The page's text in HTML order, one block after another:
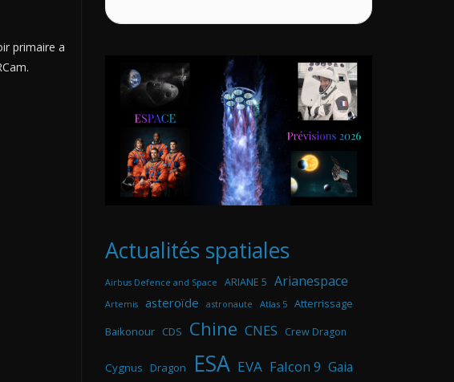
primaire a
Actualités spatiales
Airbus Defence and Space ARIANE 5 Arianespace
Artemis asteroïde astronaute Atlas 5 Atterrissage
Baikonour CDS Chine CNES Crew Dragon
Cygnus Dragon ESA EVA Falcon 9 Gaia